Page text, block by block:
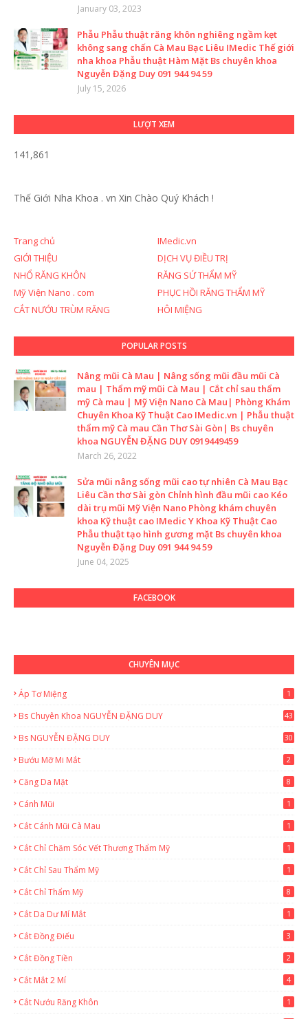
January 03, 2023
Phẫu Phẫu thuật răng khôn nghiêng ngầm kẹt
không sang chấn Cà Mau Bạc Liêu IMedic Thế giới
nha khoa Phẫu thuật Hàm Mặt Bs chuyên khoa
Nguyễn Đặng Duy 091 944 94 59
July 15, 2026
LƯỢT XEM
141,861
Thế Giới Nha Khoa . vn Xin Chào Quý Khách !
Trang chủ
IMedic.vn
GIỚI THIỆU
DỊCH VỤ ĐIỀU TRỊ
NHỔ RĂNG KHÔN
RĂNG SỨ THẨM MỸ
Mỹ Viện Nano . com
PHỤC HỒI RĂNG THẨM MỸ
CẮT NƯỚU TRÙM RĂNG
HÔI MIỆNG
POPULAR POSTS
Nâng mũi Cà Mau | Nâng sống mũi đầu mũi Cà
mau | Thẩm mỹ mũi Cà Mau | Cắt chỉ sau thẩm
mỹ Cà mau | Mỹ Viện Nano Cà Mau| Phòng Khám
Chuyên Khoa Kỹ Thuật Cao IMedic.vn | Phẫu thuật
thẩm mỹ Cà mau Cần Thơ Sài Gòn| Bs chuyên
khoa NGUYỄN ĐẶNG DUY 0919449459
March 26, 2022
Sửa mũi nâng sống mũi cao tự nhiên Cà Mau Bạc
Liêu Cần thơ Sài gòn Chỉnh hình đầu mũi cao Kéo
dài trụ mũi Mỹ Viện Nano Phòng khám chuyên
khoa Kỹ thuật cao IMedic Y Khoa Kỹ Thuật Cao
Phẫu thuật tạo hình gương mặt Bs chuyên khoa
Nguyễn Đặng Duy 091 944 94 59
June 04, 2025
FACEBOOK
CHUYÊN MỤC
Áp Tơ Miệng 1
Bs Chuyên Khoa NGUYỄN ĐẶNG DUY
43
Bs NGUYỄN ĐẶNG DUY 30
Bướu Mỡ Mi Mắt 2
Căng Da Mặt 8
Cánh Mũi 1
Cắt Cánh Mũi Cà Mau 1
Cắt Chỉ Chăm Sóc Vết Thương Thẩm Mỹ 1
Cắt Chỉ Sau Thẩm Mỹ 1
Cắt Chỉ Thẩm Mỹ 8
Cắt Da Dư Mí Mắt 1
Cắt Đồng Điếu 3
Cắt Đồng Tiền 2
Cắt Mắt 2 Mí 4
Cắt Nướu Răng Khôn 1